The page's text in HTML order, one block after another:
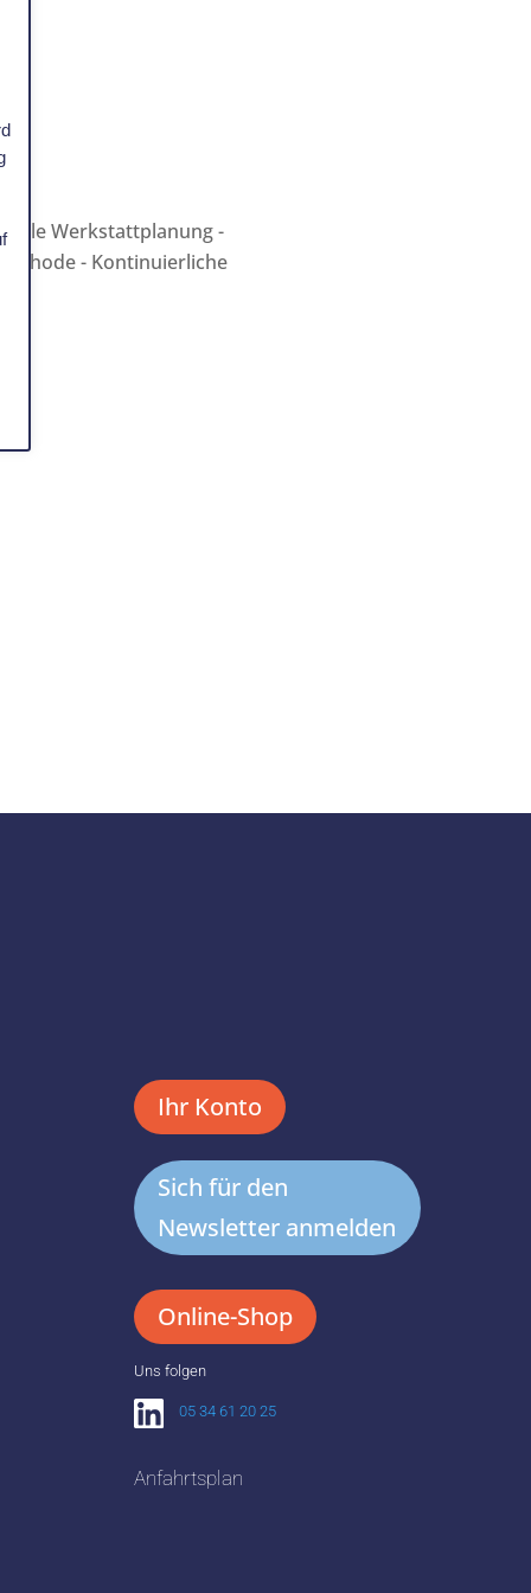
Werkstattplanung -
- Kontinuierliche
Ihr Konto
Sich für den
Newsletter anmelden
Online-Shop
Uns folgen
05 34 61 20 25
Anfahrtsplan